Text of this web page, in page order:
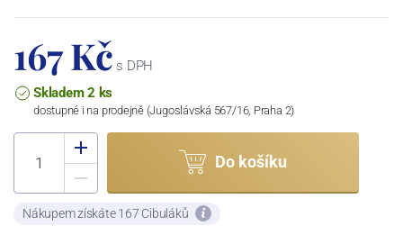
167 Kč s DPH
Skladem 2 ks
dostupné i na prodejně (Jugoslávská 567/16, Praha 2)
Do košíku
Nákupem získáte 167 Cibuláků